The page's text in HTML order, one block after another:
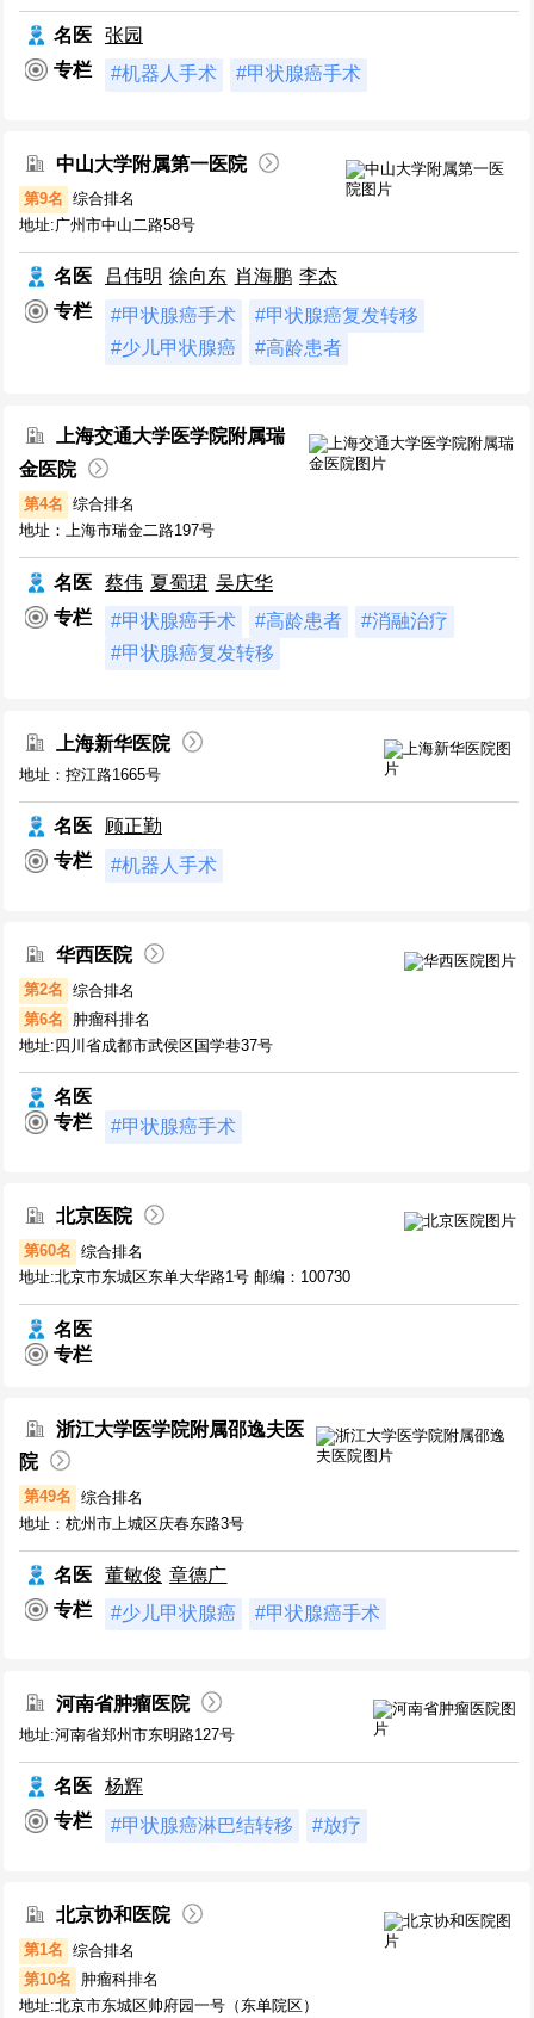
名医
张园
专栏
#机器人手术 #甲状腺癌手术
中山大学附属第一医院
第9名 综合排名
地址:广州市中山二路58号
名医 吕伟明 徐向东 肖海鹏 李杰
专栏
#甲状腺癌手术
#甲状腺癌复发转移
#少儿甲状腺癌
#高龄患者
上海交通大学医学院附属瑞
金医院
第4名 综合排名
地址：上海市瑞金二路197号
名医 蔡伟 夏蜀珺 吴庆华
专栏
#甲状腺癌手术 #高龄患者
#消融治疗
#甲状腺癌复发转移
上海新华医院
地址：控江路1665号
名医
顾正勤
专栏
#机器人手术
华西医院
第2名 综合排名
第6名
肿瘤科排名
地址:四川省成都市武侯区国学巷37号
名医
专栏
#甲状腺癌手术
北京医院
第60名 综合排名
地址:北京市东城区东单大华路1号 邮编：100730
名医
专栏
浙江大学医学院附属邵逸夫医
院
第49名 综合排名
地址：杭州市上城区庆春东路3号
名医 董敏俊 章德广
专栏
#少儿甲状腺癌 #甲状腺癌手术
河南省肿瘤医院
地址:河南省郑州市东明路127号
名医
杨辉
专栏
#甲状腺癌淋巴结转移 #放疗
北京协和医院
第1名 综合排名
第10名
肿瘤科排名
地址:北京市东城区帅府园一号（东单院区）